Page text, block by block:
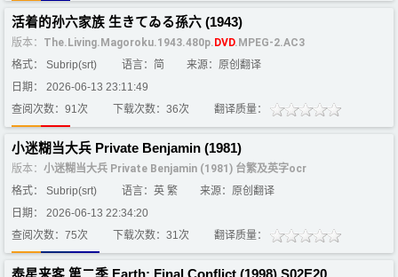
活着的孙六家族 生きてゐる孫六 (1943)
版本： The.Living.Magoroku.1943.480p. DVD.MPEG-2.AC3
格式： Subrip(srt)
语言：简
来源：原创翻译
日期： 2026-06-13 23:11:49
查阅次数：91次
下载次数：36次 翻译质量：
小迷糊当大兵 Private Benjamin (1981)
版本： 小迷糊当大兵 Private Benjamin (1981) 台繁及英字ocr
格式： Subrip(srt)
语言：英 繁
来源：原创翻译
日期： 2026-06-13 22:34:20
查阅次数：75次
下载次数：31次 翻译质量：